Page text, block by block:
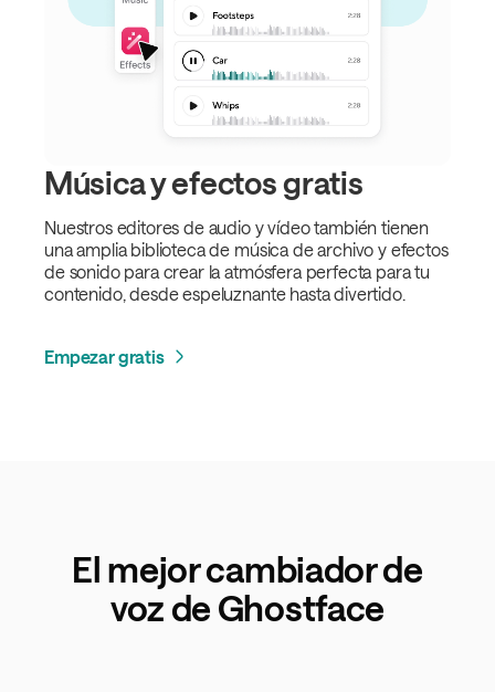
Música y efectos gratis
Nuestros editores de audio y vídeo también tienen
una amplia biblioteca de música de archivo y efectos
de sonido para crear la atmósfera perfecta para tu
contenido, desde espeluznante hasta divertido.
Empezar gratis
El mejor cambiador de
voz de Ghostface